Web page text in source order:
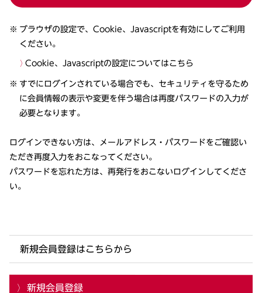
ブラウザの設定で、Cookie、Javascriptを有効にしてご利用
ください。
Cookie、Javascriptの設定についてはこちら
すでにログインされている場合でも、セキュリティを守るため
に会員情報の表示や変更を伴う場合は再度パスワードの入力が
必要となります。
ログインできない方は、メールアドレス・パスワードをご確認い
ただき再度入力をおこなってください。
パスワードを忘れた方は、再発行をおこないログインしてくださ
い。
新規会員登録はこちらから
新規会員登録